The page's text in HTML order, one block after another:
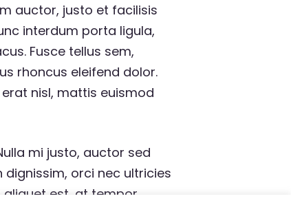
auctor, justo et facilisis
interdum porta ligula,
Fusce tellus sem,
rhoncus eleifend dolor.
nisl, mattis euismod
mi justo, auctor sed
orci nec ultricies
aliquet est, at tempor